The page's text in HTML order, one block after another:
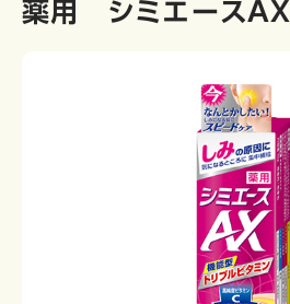
薬用 シミエースAX